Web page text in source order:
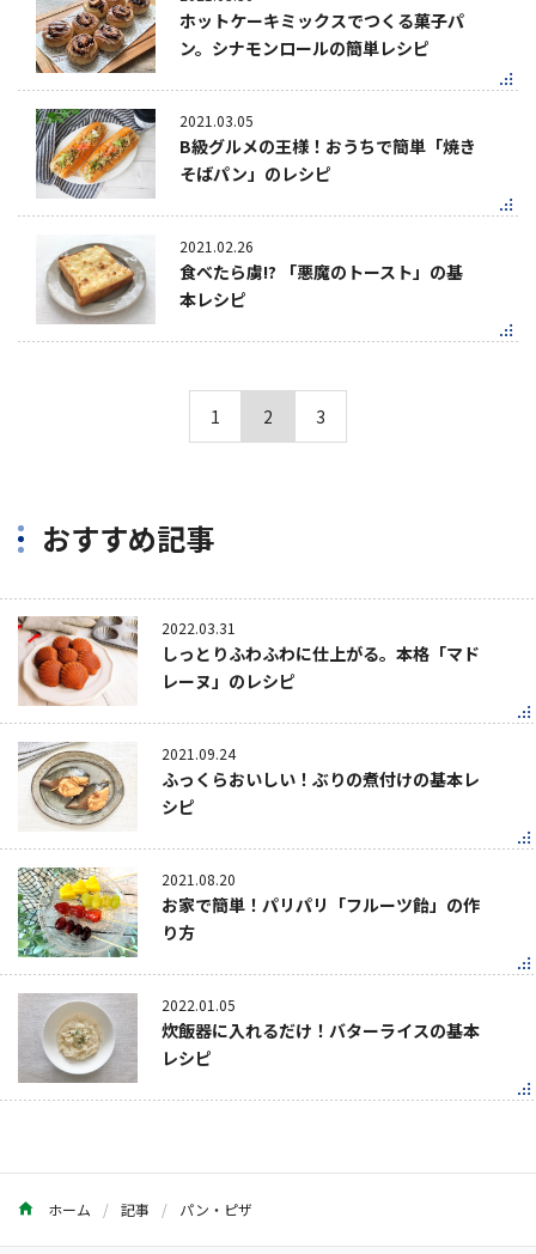
ホットケーキミックスでつくる菓子パ
ン。シナモンロールの簡単レシピ
2021.03.05
B級グルメの王様！おうちで簡単「焼き
そばパン」のレシピ
2021.02.26
食べたら虜!? 「悪魔のトースト」の基
本レシピ
1 2 3
おすすめ記事
2022.03.31
しっとりふわふわに仕上がる。本格「マド
レーヌ」のレシピ
2021.09.24
ふっくらおいしい！ぶりの煮付けの基本レ
シピ
2021.08.20
お家で簡単！パリパリ「フルーツ飴」の作
り方
2022.01.05
炊飯器に入れるだけ！バターライスの基本
レシピ
ホーム 記事 パン・ピザ